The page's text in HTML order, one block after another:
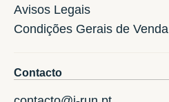
Avisos Legais
Condições Gerais de Venda
Contacto